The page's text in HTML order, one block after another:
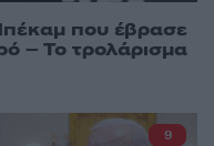
που έβρασε
– Το τρολάρισμα
9